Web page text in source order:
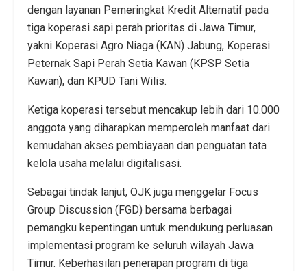
dengan layanan Pemeringkat Kredit Alternatif pada
tiga koperasi sapi perah prioritas di Jawa Timur,
yakni Koperasi Agro Niaga (KAN) Jabung, Koperasi
Peternak Sapi Perah Setia Kawan (KPSP Setia
Kawan), dan KPUD Tani Wilis.
Ketiga koperasi tersebut mencakup lebih dari 10.000
anggota yang diharapkan memperoleh manfaat dari
kemudahan akses pembiayaan dan penguatan tata
kelola usaha melalui digitalisasi.
Sebagai tindak lanjut, OJK juga menggelar Focus
Group Discussion (FGD) bersama berbagai
pemangku kepentingan untuk mendukung perluasan
implementasi program ke seluruh wilayah Jawa
Timur. Keberhasilan penerapan program di tiga